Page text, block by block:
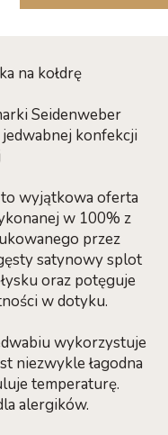
na kołdrę
Seidenweber
konfekcji
wyjątkowa oferta
w 100% z
przez
satynowy splot
oraz potęguje
w dotyku.
wykorzystuje
niezwykle łagodna
temperaturę.
alergików.